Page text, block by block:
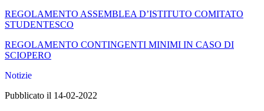
REGOLAMENTO ASSEMBLEA D’ISTITUTO COMITATO
STUDENTESCO
REGOLAMENTO CONTINGENTI MINIMI IN CASO DI
SCIOPERO
Notizie
Pubblicato il 14-02-2022